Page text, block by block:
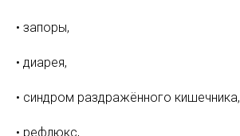
• запоры,
• диарея,
• синдром раздражённого кишечника,
• рефлюкс,